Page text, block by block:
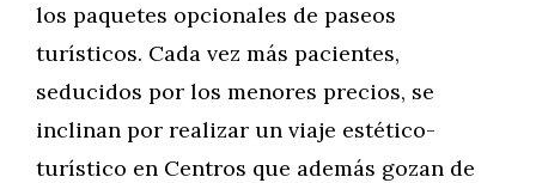
los paquetes opcionales de paseos
turísticos. Cada vez más pacientes,
seducidos por los menores precios, se
inclinan por realizar un viaje estético-
turístico en Centros que además gozan de